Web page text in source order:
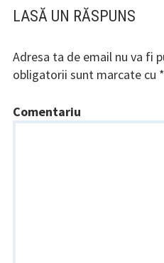
Program slujbe
Biblioteca parohiei
Contact
LASĂ UN RĂSPUNS
Adresa ta de email nu va fi
obligatorii sunt marcate cu *
Comentariu